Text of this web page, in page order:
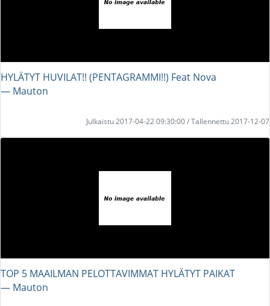
HYLÄTYT HUVILAT!! (PENTAGRAMMI!!) Feat Nova
― Mauton
Julkaistu 2017-04-22 09:30:00 / Tallennettu 2017-12-07
TOP 5 MAAILMAN PELOTTAVIMMAT HYLÄTYT PAIKAT
― Mauton